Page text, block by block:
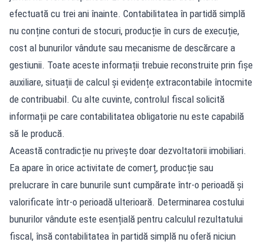
efectuată cu trei ani înainte. Contabilitatea în partidă simplă
nu conține conturi de stocuri, producție în curs de execuție,
cost al bunurilor vândute sau mecanisme de descărcare a
gestiunii. Toate aceste informații trebuie reconstruite prin fișe
auxiliare, situații de calcul și evidențe extracontabile întocmite
de contribuabil. Cu alte cuvinte, controlul fiscal solicită
informații pe care contabilitatea obligatorie nu este capabilă
să le producă.
Această contradicție nu privește doar dezvoltatorii imobiliari.
Ea apare în orice activitate de comerț, producție sau
prelucrare în care bunurile sunt cumpărate într-o perioadă și
valorificate într-o perioadă ulterioară. Determinarea costului
bunurilor vândute este esențială pentru calculul rezultatului
fiscal, însă contabilitatea în partidă simplă nu oferă niciun